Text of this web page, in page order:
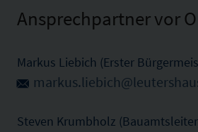
Ansprechpartner vor
Markus Liebich (Erster
Steven Krumbholz